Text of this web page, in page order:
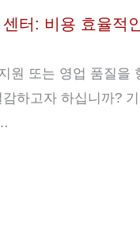
터: 비용 효율적
원 또는 영업 품질을
하고자 하십니까?